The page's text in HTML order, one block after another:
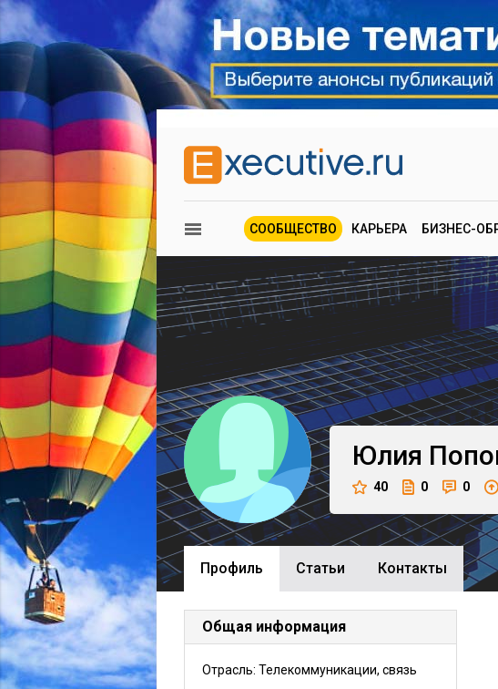
СООБЩЕСТВО КАРЬЕРА БИЗНЕС-
Юлия
40 0 0
Профиль Cтатьи Контакты
Общая информация
Отрасль: Телекоммуникации, связь